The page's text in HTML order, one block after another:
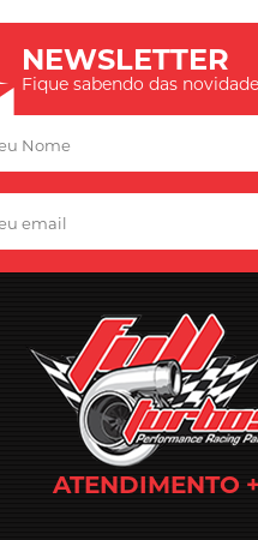
NEWSLETTER
Fique sabendo das
ATENDIMENTO